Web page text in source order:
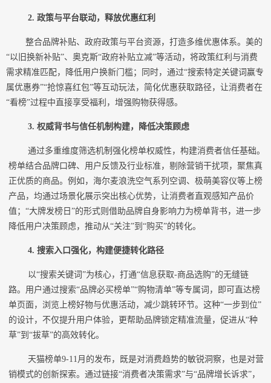
2. 政策与平台联动，释放优惠红利
整合品牌补贴、政府政策与平台资源，打造多维优惠体系。美的
“以旧换新补贴”、奥克斯“政府补贴立减”等活动，将政策红利与消费
需求精准匹配，降低用户换新门槛；同时，通过“搜索特定关键词赢专
属优惠券”“抢惊喜红包”等互动玩法，简化优惠获取路径，让消费者在
“看榜”过程中直接享受福利，增强购物获得感。
3. 权威背书与信任机制构建，降低决策顾虑
通过多重维度筛选机制强化榜单权威性，构建消费者信任基础。
榜单结合品牌口碑、用户反馈及行业标准，剔除营销干扰项，聚焦真
正优质的商品。例如，海尔麦浪洗空气系列空调、极萌美容仪等上榜
产品，均通过场景化展示突出核心优势，让消费者直观感知产品价
值；“大牌发榜日”的形式则借助品牌自身影响力为榜单背书，进一步
降低用户决策顾虑，推动从“关注”到“购买”的转化。
4. 搜索入口强化，构建便捷转化路径
以“搜索关键词”为核心，打通“信息获取-商品选购”的无缝链
路。用户通过搜索“品牌必买榜单”“购物清单”等专属词，即可直达榜
单页面，浏览上榜好物与优惠活动，减少跳转环节。这种“一步到位”
的设计，不仅提升用户体验，更帮助品牌锁定精准流量，促进从“种
草”到“拔草”的高效转化。
天猫榜单9-11月的发布，既是对消费趋势的敏锐洞察，也是对营
销模式的创新探索。通过链接“消费者决策需求”与“品牌增长诉求”，